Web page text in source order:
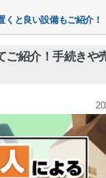
くと良い設備もご紹介
ご紹介！手続きや